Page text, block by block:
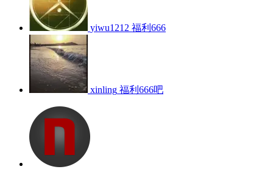
yiwu1212 福利666
xinling 福利666吧